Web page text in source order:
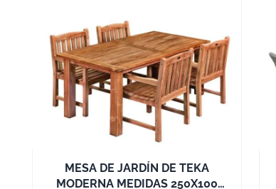
MESA DE JARDÍN DE TEKA
MODERNA MEDIDAS 250X100